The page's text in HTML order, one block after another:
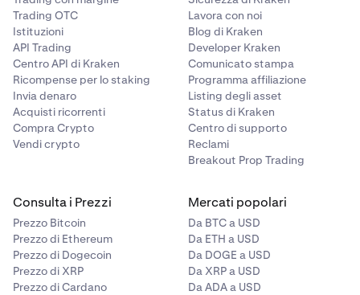
Consulta le FAQ relative a
Kraken Wallet qui.
Trading OTC
Istituzioni
API Trading
Centro API di Kraken
Ricompense per lo staking
Invia denaro
Acquisti ricorrenti
Compra Crypto
Vendi crypto
Lavora con noi
Blog di Kraken
Developer Kraken
Comunicato stampa
Programma affiliazione
Listing degli asset
Status di Kraken
Centro di supporto
Reclami
Breakout Prop Trading
Consulta i Prezzi
Prezzo Bitcoin
Prezzo di Ethereum
Prezzo di Dogecoin
Prezzo di XRP
Prezzo di Cardano
Mercati popolari
Da BTC a USD
Da ETH a USD
Da DOGE a USD
Da XRP a USD
Da ADA a USD